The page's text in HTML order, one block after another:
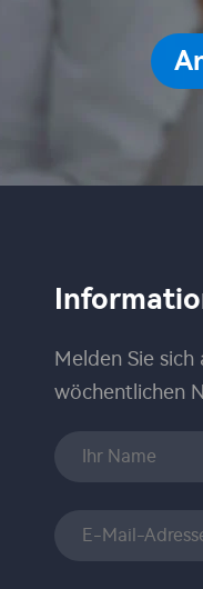
Melden Sie sich
wöchentlichen